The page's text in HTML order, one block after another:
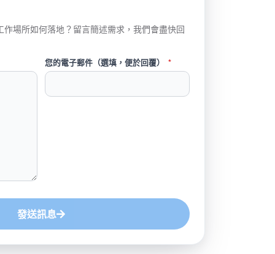
場所如何落地？留言簡述需求，我們會盡快回
您的電子郵件（選填，便於回覆） *
發送訊息